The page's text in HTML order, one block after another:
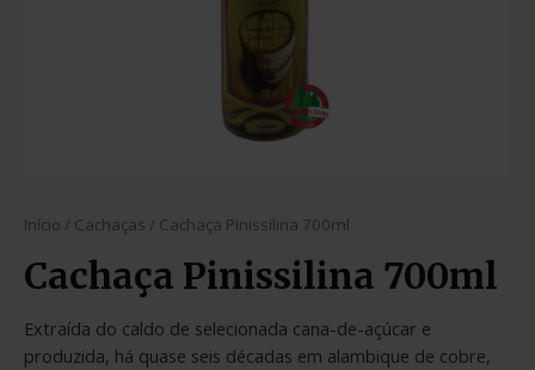
Início / Cachaças / Cachaça Pinissilina 700ml
Cachaça Pinissilina 700ml
Extraída do caldo de selecionada cana-de-açúcar e
produzida, há quase seis décadas em alambique de cobre,